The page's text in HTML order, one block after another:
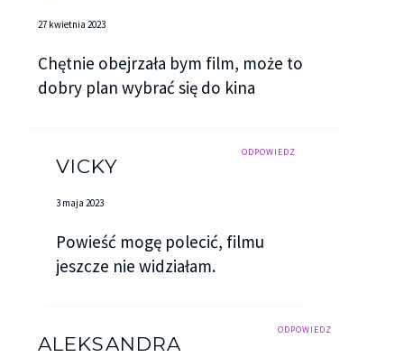
27 kwietnia 2023
Chętnie obejrzała bym film, może to
dobry plan wybrać się do kina
ODPOWIEDZ
VICKY
3 maja 2023
Powieść mogę polecić, filmu
jeszcze nie widziałam.
ODPOWIEDZ
ALEKSANDRA